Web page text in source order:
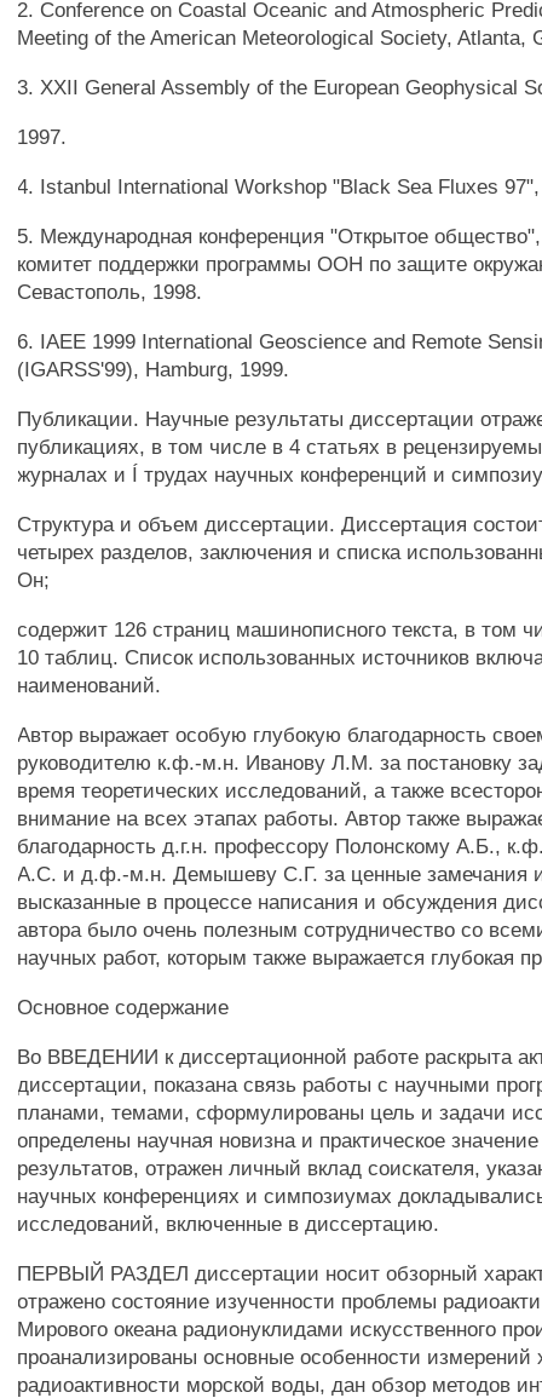
2. Conference on Coastal Oceanic and Atmospheric
Meeting of the American Meteorological Society, Atlanta,
3. XXII General Assembly of the European Geophysical
1997.
4. Istanbul International Workshop "Black Sea Fluxes
5. Международная конференция "Открытое
комитет поддержки программы ООН по защите
Севастополь, 1998.
6. IAEE 1999 International Geoscience and Remote
(IGARSS'99), Hamburg, 1999.
Публикации. Научные результаты диссертации
публикациях, в том числе в 4 статьях в
журналах и Í трудах научных конференций и
Структура и объем диссертации. Диссертация
четырех разделов, заключения и списка
Он;
содержит 126 страниц машинописного текста, в том
10 таблиц. Список использованных источников
наименований.
Автор выражает особую глубокую благодарность
руководителю к.ф.-м.н. Иванову Л.М. за постановку
время теоретических исследований, а также
внимание на всех этапах работы. Автор также
благодарность д.г.н. профессору Полонскому А.Б.,
A.C. и д.ф.-м.н. Демышеву С.Г. за ценные замечания
высказанные в процессе написания и обсуждения
автора было очень полезным сотрудничество со
научных работ, которым также выражается глубокая
Основное содержание
Во ВВЕДЕНИИ к диссертационной работе раскрыта
диссертации, показана связь работы с научными
планами, темами, сформулированы цель и задачи
определены научная новизна и практическое
результатов, отражен личный вклад соискателя,
научных конференциях и симпозиумах
исследований, включенные в диссертацию.
ПЕРВЫЙ РАЗДЕЛ диссертации носит обзорный
отражено состояние изученности проблемы
Мирового океана радионуклидами искусственного
проанализированы основные особенности измерений
радиоактивности морской воды, дан обзор методов